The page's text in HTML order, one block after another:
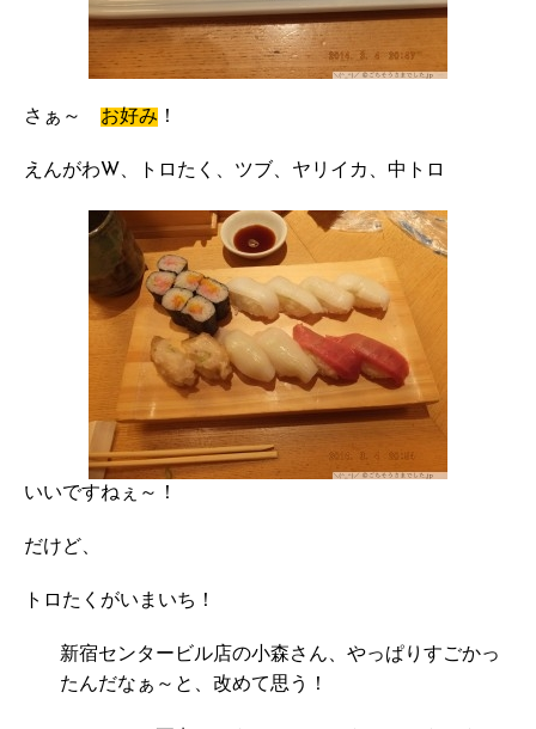
さぁ～ お好み ！
えんがわW、トロたく、ツブ、ヤリイカ、中トロ
いいですねぇ～！
だけど、
トロたくがいまいち！
新宿センタービル店の小森さん、やっぱりすごかっ
たんだなぁ～と、改めて思う！